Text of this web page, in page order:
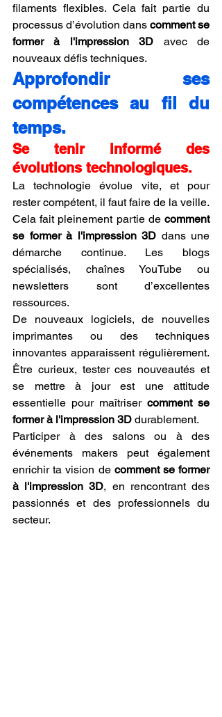
filaments flexibles. Cela fait partie du
processus d’évolution dans comment se
former à l'impression 3D avec de
nouveaux défis techniques.
Approfondir ses
compétences au fil du
temps.
Se tenir informé des
évolutions technologiques.
La technologie évolue vite, et pour
rester compétent, il faut faire de la veille.
Cela fait pleinement partie de comment
se former à l'impression 3D dans une
démarche continue. Les blogs
spécialisés, chaînes YouTube ou
newsletters sont d’excellentes
ressources.
De nouveaux logiciels, de nouvelles
imprimantes ou des techniques
innovantes apparaissent régulièrement.
Être curieux, tester ces nouveautés et
se mettre à jour est une attitude
essentielle pour maîtriser comment se
former à l'impression 3D durablement.
Participer à des salons ou à des
événements makers peut également
enrichir ta vision de comment se former
à l'impression 3D, en rencontrant des
passionnés et des professionnels du
secteur.